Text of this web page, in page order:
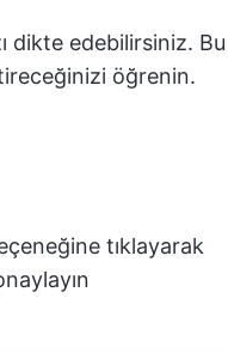
dikte edebilirsiniz. Bu
öğrenin.
tıklayarak